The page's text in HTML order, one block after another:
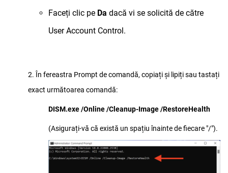
Faceți clic pe Da dacă vi se solicită de către
User Account Control.
2. În fereastra Prompt de comandă, copiați și lipiți sau tastați
exact următoarea comandă:
DISM.exe /Online /Cleanup-Image /RestoreHealth
(Asigurați-vă că există un spațiu înainte de fiecare "/").